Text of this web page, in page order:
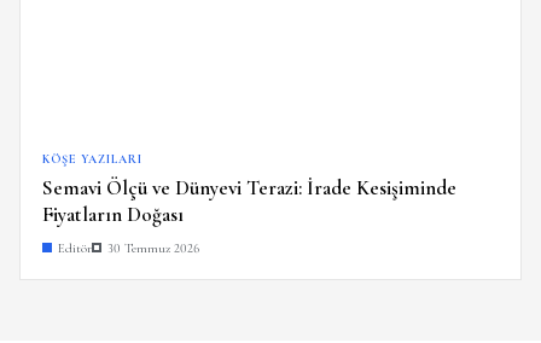
KÖŞE YAZILARI
Semavi Ölçü ve Dünyevi Terazi: İrade Kesişiminde
Fiyatların Doğası
Editör 30 Temmuz 2026